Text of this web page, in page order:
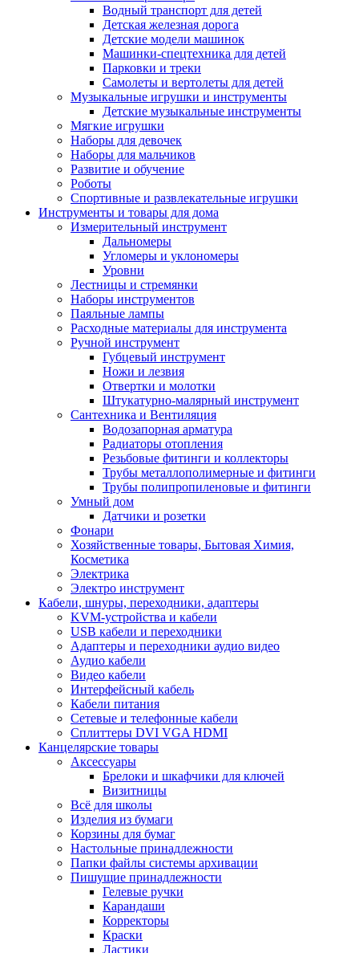
Водный транспорт для детей
Детская железная дорога
Детские модели машинок
Машинки-спецтехника для детей
Парковки и треки
Самолеты и вертолеты для детей
Музыкальные игрушки и инструменты
Детские музыкальные инструменты
Мягкие игрушки
Наборы для девочек
Наборы для мальчиков
Развитие и обучение
Роботы
Спортивные и развлекательные игрушки
Инструменты и товары для дома
Измерительный инструмент
Дальномеры
Угломеры и уклономеры
Уровни
Лестницы и стремянки
Наборы инструментов
Паяльные лампы
Расходные материалы для инструмента
Ручной инструмент
Губцевый инструмент
Ножи и лезвия
Отвертки и молотки
Штукатурно-малярный инструмент
Сантехника и Вентиляция
Водозапорная арматура
Радиаторы отопления
Резьбовые фитинги и коллекторы
Трубы металлополимерные и фитинги
Трубы полипропиленовые и фитинги
Умный дом
Датчики и розетки
Фонари
Хозяйственные товары, Бытовая Химия,
Косметика
Электрика
Электро инструмент
Кабели, шнуры, переходники, адаптеры
KVM-устройства и кабели
USB кабели и переходники
Адаптеры и переходники аудио видео
Аудио кабели
Видео кабели
Интерфейсный кабель
Кабели питания
Сетевые и телефонные кабели
Сплиттеры DVI VGA HDMI
Канцелярские товары
Аксессуары
Брелоки и шкафчики для ключей
Визитницы
Всё для школы
Изделия из бумаги
Корзины для бумаг
Настольные принадлежности
Папки файлы системы архивации
Пишущие принадлежности
Гелевые ручки
Карандаши
Корректоры
Краски
Ластики